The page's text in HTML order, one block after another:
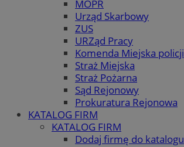
MOPR
Urząd Skarbowy
ZUS
URZąd Pracy
Komenda Miejska policji
Straż Miejska
Straż Pożarna
Sąd Rejonowy
Prokuratura Rejonowa
KATALOG FIRM
KATALOG FIRM
Dodaj firmę do katalogu